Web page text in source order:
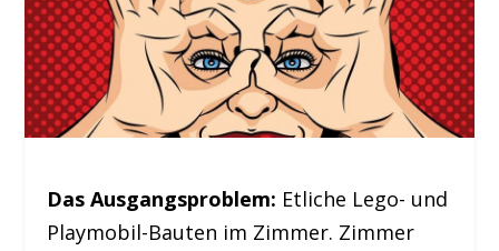
Das Ausgangsproblem: Etliche Lego- und
Playmobil-Bauten im Zimmer. Zimmer